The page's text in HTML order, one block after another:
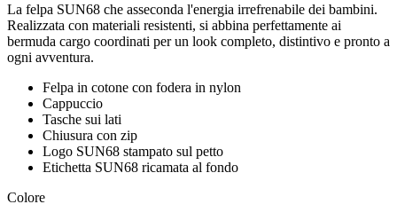
La felpa SUN68 che asseconda l'energia irrefrenabile dei bambini.
Realizzata con materiali resistenti, si abbina perfettamente ai
bermuda cargo coordinati per un look completo, distintivo e pronto a
ogni avventura.
Felpa in cotone con fodera in nylon
Cappuccio
Tasche sui lati
Chiusura con zip
Logo SUN68 stampato sul petto
Etichetta SUN68 ricamata al fondo
Colore